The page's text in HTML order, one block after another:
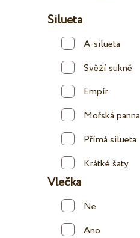
Silueta
A-silueta
Svěží sukně
Empír
Mořská panna
Přímá silueta
Krátké šaty
Vlečka
Ne
Ano